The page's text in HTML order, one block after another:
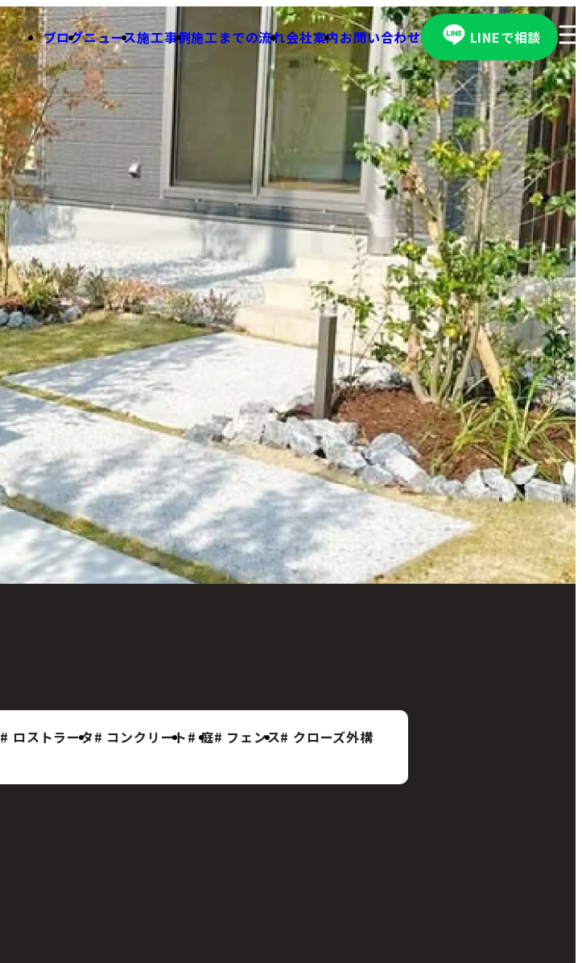
ブログニュース施工事例施工までの流れ会社案内お問い合わせ LINEで相談
ロストラータ コンクリート 庭 フェンス
クローズ外構